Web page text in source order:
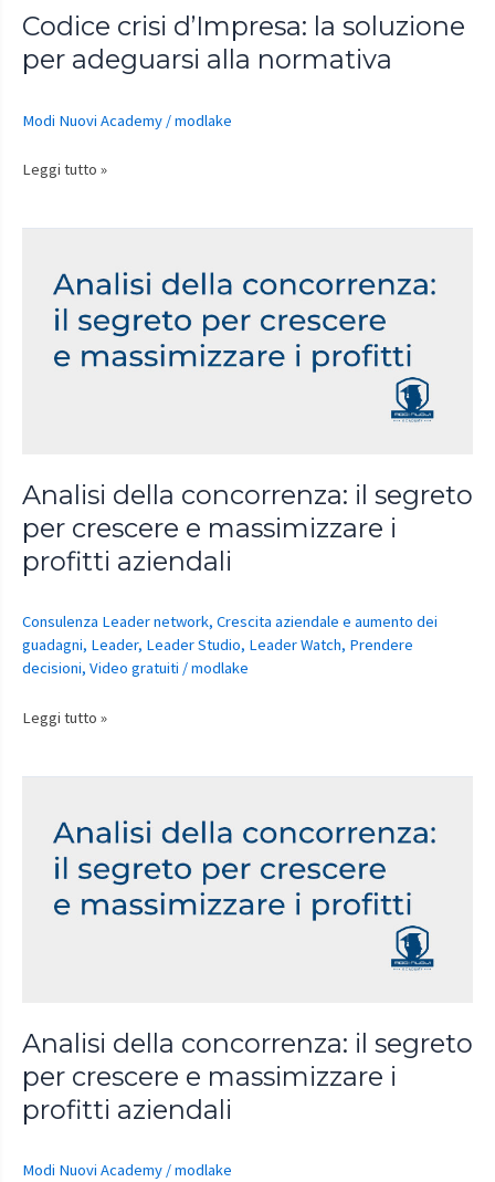
Codice crisi d’Impresa: la soluzione
per adeguarsi alla normativa
Modi Nuovi Academy /modlake
Leggi tutto »
Analisi della concorrenza: il segreto
per crescere e massimizzare i
profitti aziendali
Consulenza Leader network, Crescita aziendale e aumento dei
guadagni, Leader, Leader Studio, Leader Watch, Prendere
decisioni, Video gratuiti /modlake
concorrenza:
segreto
profitti
aziendali
Leggi tutto »
Analisi della concorrenza: il segreto
per crescere e massimizzare i
profitti aziendali
Modi Nuovi Academy /modlake
concorrenza:
segreto
profitti
aziendali